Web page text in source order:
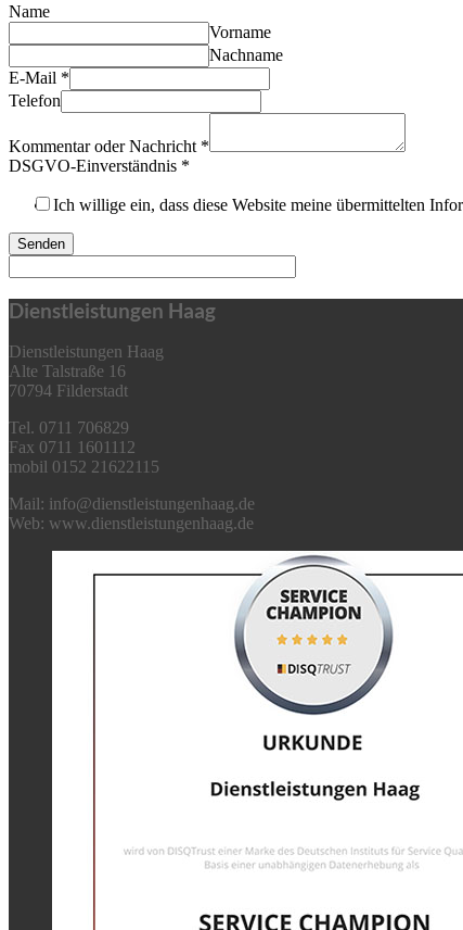
Name
Vorname
Nachname
E-Mail *
Telefon
Kommentar oder Nachricht *
DSGVO-Einverständnis *
Ich willige ein, dass diese Website meine übermittelten
Senden
Dienstleistungen Haag
Dienstleistungen Haag
Alte Talstraße 16
70794 Filderstadt
Tel. 0711 706829
Fax 0711 1601112
mobil 0152 21622115
Mail: info@dienstleistungenhaag.de
Web: www.dienstleistungenhaag.de